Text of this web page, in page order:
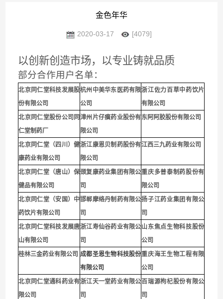
金色年华
2020-03-17 [4079]
以创新创造市场，以专业铸就品质
部分合作用户名单：
北京同仁堂科技发展股
份有限公司
杭州中美华东医药有限
公司
浙江佐力百草中药饮片
有限公司
北京同仁堂股份公司同
仁堂制药厂
漳州片仔癀药业股份有
限公司
东阿阿胶股份有限公司
北京同仁堂（四川）健
康药业有限公司
浙江康恩贝制药股份有
限公司
江西三九药业有限公司
北京同仁堂（唐山）保
健品有限公司
颈复康药业集团有限公
司
重庆多普泰制药股份有
限公司
北京同仁堂（安国）中
药饮片有限公司
邯郸摩络丹制药有限公
司
扬子江药业集团有限公
司
北京同仁堂科技发展唐
山有限公司
浙江寿仙谷药业有限公
司
山东焦点生物科技股份
公司
桂林三金药业有限公司 成都圣恩生物科技股份
有限公司
重庆海王生物工程有限
公司
北京同仁堂通科药业有
限公司
浙江天一堂药业有限公
司
百瑞源枸杞股份有限公
司